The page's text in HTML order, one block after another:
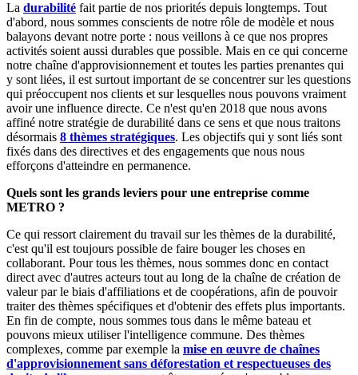
La durabilité fait partie de nos priorités depuis longtemps. Tout
d'abord, nous sommes conscients de notre rôle de modèle et nous
balayons devant notre porte : nous veillons à ce que nos propres
activités soient aussi durables que possible. Mais en ce qui concerne
notre chaîne d'approvisionnement et toutes les parties prenantes qui
y sont liées, il est surtout important de se concentrer sur les questions
qui préoccupent nos clients et sur lesquelles nous pouvons vraiment
avoir une influence directe. Ce n'est qu'en 2018 que nous avons
affiné notre stratégie de durabilité dans ce sens et que nous traitons
désormais 8 thèmes stratégiques. Les objectifs qui y sont liés sont
fixés dans des directives et des engagements que nous nous
efforçons d'atteindre en permanence.
Quels sont les grands leviers pour une entreprise comme
METRO ?
Ce qui ressort clairement du travail sur les thèmes de la durabilité,
c'est qu'il est toujours possible de faire bouger les choses en
collaborant. Pour tous les thèmes, nous sommes donc en contact
direct avec d'autres acteurs tout au long de la chaîne de création de
valeur par le biais d'affiliations et de coopérations, afin de pouvoir
traiter des thèmes spécifiques et d'obtenir des effets plus importants.
En fin de compte, nous sommes tous dans le même bateau et
pouvons mieux utiliser l'intelligence commune. Des thèmes
complexes, comme par exemple la mise en œuvre de chaînes
d'approvisionnement sans déforestation et respectueuses des